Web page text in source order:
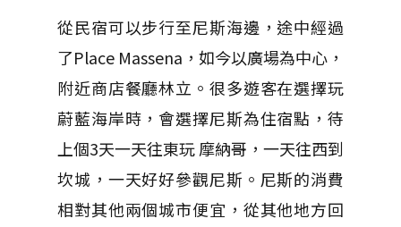
從民宿可以步行至尼斯海邊，途中經過
了Place Massena，如今以廣場為中心，
附近商店餐廳林立。很多遊客在選擇玩
蔚藍海岸時，會選擇尼斯為住宿點，待
上個3天一天往東玩 摩納哥，一天往西到
坎城，一天好好參觀尼斯。尼斯的消費
相對其他兩個城市便宜，從其他地方回